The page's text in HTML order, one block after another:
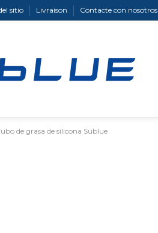
sitio Livraison Contacte con nosotros
de grasa de silicona Sublue